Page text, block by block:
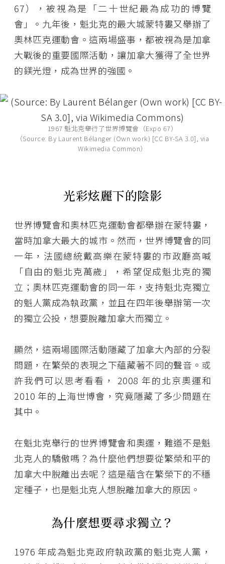
67），被視為是「二十世紀最為成功的博覽
會」。九年後，魁北克的最大城蒙特婁又舉辦了
奧林匹克運動會。這兩場盛事，都被視為是加拿
大戰後的重要國際活動，讓加拿大獲得了全世界
的鎂光燈，成為世界的強國。
1967 魁北克舉行了世界博覽會（Expo 67）
（Source: By Laurent Bélanger (Own work) [CC BY-SA 3.0], via
Wikimedia Common）
光彩炫麗下的陰影
世界博覽會和奧林匹克運動會都舉辦在蒙特婁，
當時加拿大最大的城市。然而，世界博覽會的同
一年，法國總統戴高樂在蒙特婁的市政廳高喊
「自由的魁北克萬歲」，希望促成魁北克的獨
立；奧林匹克運動會的同一年，支持魁北克獨立
的魁人黨成為執政黨，並且在四年後舉辦第一次
的獨立公投，想要脫離加拿大而獨立。
顯然，這兩場國際活動隱藏了加拿大內部的分裂
問題，在繁榮的表現之下蘊藏著不同的聲音。或
許我們可以思考看看， 2008 年的北京奧運和
2010 年的上海世博會，究竟隱藏了多少問題在
其中。
在魁北克舉行的世界博覽會和奧運，難道不是魁
北克人的驕傲嗎？為什麼他們想要從繁榮和平的
加拿大中脫離出去呢？這是蘊含在繁榮下的不穩
定種子，也是魁北克人想脫離加拿大的原因。
為什麼想要尋求獨立？
1976 年成為魁北克政府執政黨的魁北克人黨，